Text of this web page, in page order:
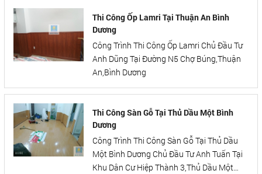
Thi Công Ốp Lamri Tại Thuận An Bình
Dương
Công Trình Thi Công Ốp Lamri Chủ Đầu Tư
Anh Dũng Tại Đường N5 Chợ Búng,Thuận
An,Bình Dương
Thi Công Sàn Gỗ Tại Thủ Dầu Một Bình
Dương
Công Trình Thi Công Sàn Gỗ Tại Thủ Dầu
Một Bình Dương Chủ Đầu Tư Anh Tuấn Tại
Khu Dân Cư Hiệp Thành 3,Thủ Dầu Một